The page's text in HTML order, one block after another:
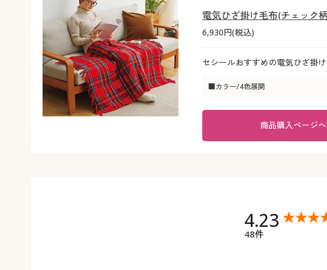
電気ひざ掛け毛布(チェック
6,930円(税込)
セシールおすすめの電気ひざ掛
■カラー/4色展開
商品購入ページへ
4.23
48件